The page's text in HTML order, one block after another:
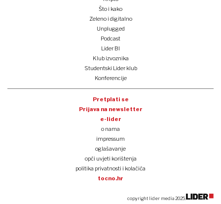
Što i kako
Zeleno i digitalno
Unplugged
Podcast
Lider BI
Klub izvoznika
Studentski Lider klub
Konferencije
Pretplati se
Prijava na newsletter
e-lider
o nama
impressum
oglašavanje
opći uvjeti korištenja
politika privatnosti i kolačića
tocno.hr
copyright lider media 2025.